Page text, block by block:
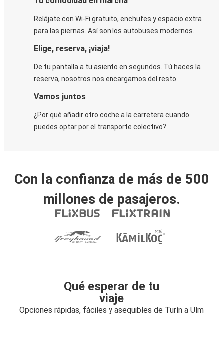
Relájate con Wi-Fi gratuito, enchufes y espacio extra
para las piernas. Así son los autobuses modernos.
Elige, reserva, ¡viaja!
De tu pantalla a tu asiento en segundos. Tú haces la
reserva, nosotros nos encargamos del resto.
Vamos juntos
¿Por qué añadir otro coche a la carretera cuando
puedes optar por el transporte colectivo?
Con la confianza de más de 500
millones de pasajeros.
Qué esperar de tu
viaje
Opciones rápidas, fáciles y asequibles de Turín a Ulm